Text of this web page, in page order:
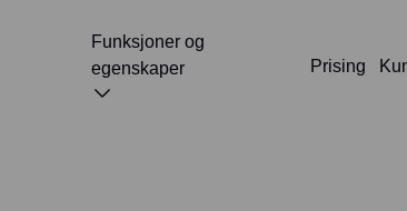
Funksjoner og
egenskaper
Prising